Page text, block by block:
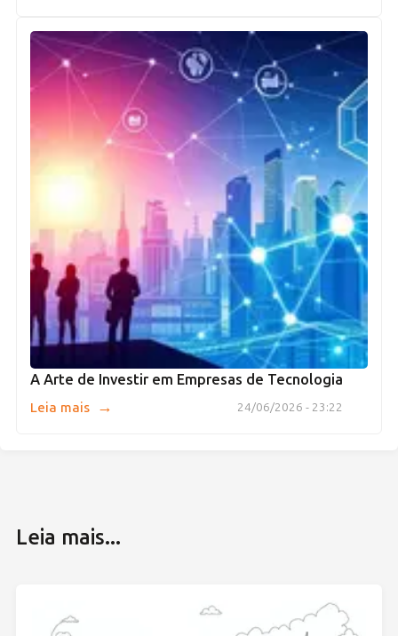
A Arte de Investir em Empresas de Tecnologia
24/06/2026 - 23:22
Leia mais →
Leia mais...